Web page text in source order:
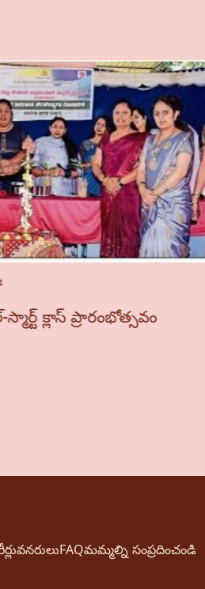
స్మార్ట్ క్లాస్ ప్రారంభోత్సవం
వనరులుFAQమమ్మల్ని సంప్రదించండి